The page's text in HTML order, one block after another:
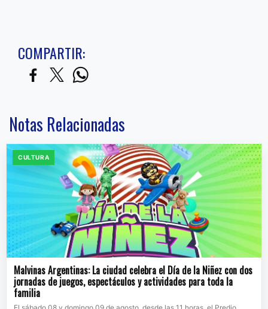
COMPARTIR:
Notas Relacionadas
CULTURA
Malvinas Argentinas: La ciudad celebra el Día de la Niñez con dos
jornadas de juegos, espectáculos y actividades para toda la
familia